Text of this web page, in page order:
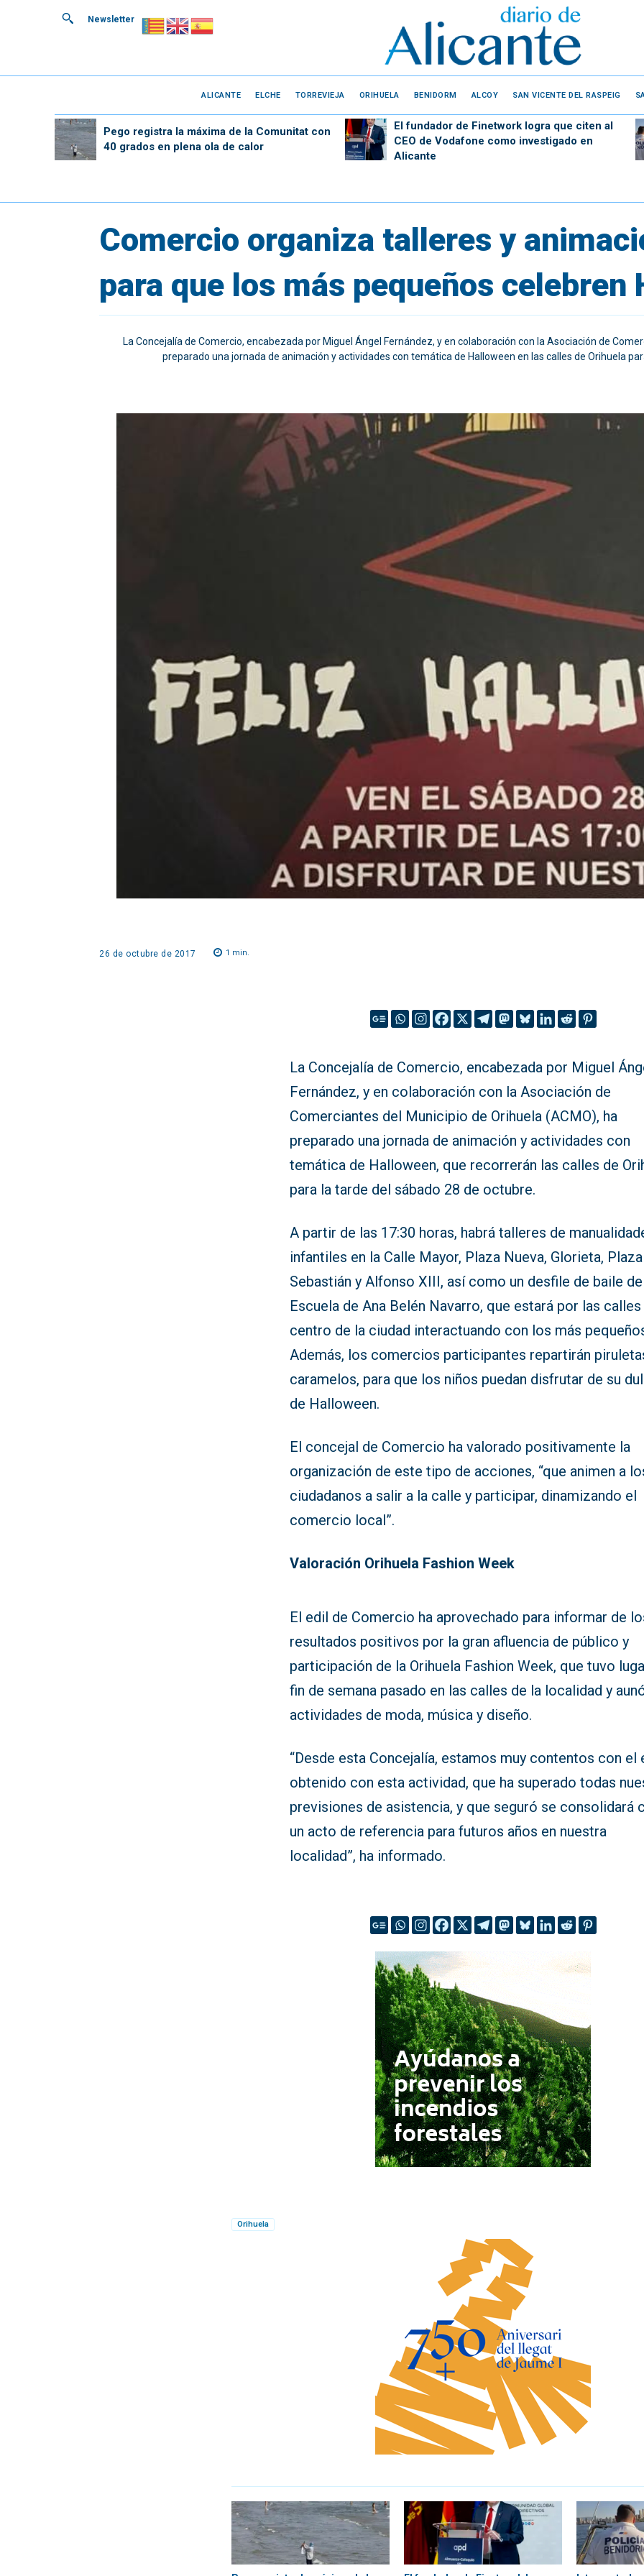
Newsletter
ALICANTE ELCHE TORREVIEJA ORIHUELA BENIDORM ALCOY SAN VICENTE DEL RASPEIG
Pego registra la máxima de la Comunitat con
40 grados en plena ola de calor
El fundador de Finetwork logra que citen al
CEO de Vodafone como investigado en
Alicante
Comercio organiza talleres y
para que los más pequeños celebren
La Concejalía de Comercio, encabezada por Miguel Ángel Fernández, y en colaboración con la Asociación de
preparado una jornada de animación y actividades con temática de Halloween en las calles de Orihuela
26 de octubre de 2017 1 min.
La Concejalía de Comercio, encabezada por Miguel
Fernández, y en colaboración con la Asociación de
Comerciantes del Municipio de Orihuela (ACMO), ha
preparado una jornada de animación y actividades con
temática de Halloween, que recorrerán las calles de
para la tarde del sábado 28 de octubre.
A partir de las 17:30 horas, habrá talleres de
infantiles en la Calle Mayor, Plaza Nueva, Glorieta, Plaza
Sebastián y Alfonso XIII, así como un desfile de baile
Escuela de Ana Belén Navarro, que estará por las
centro de la ciudad interactuando con los más
Además, los comercios participantes repartirán
caramelos, para que los niños puedan disfrutar de su
de Halloween.
El concejal de Comercio ha valorado positivamente la
organización de este tipo de acciones, “que animen a
ciudadanos a salir a la calle y participar, dinamizando el
comercio local”.
Valoración Orihuela Fashion Week
El edil de Comercio ha aprovechado para informar de
resultados positivos por la gran afluencia de público y
participación de la Orihuela Fashion Week, que tuvo
fin de semana pasado en las calles de la localidad y
actividades de moda, música y diseño.
“Desde esta Concejalía, estamos muy contentos con el
obtenido con esta actividad, que ha superado todas
previsiones de asistencia, y que seguró se consolidará
un acto de referencia para futuros años en nuestra
localidad”, ha informado.
Orihuela